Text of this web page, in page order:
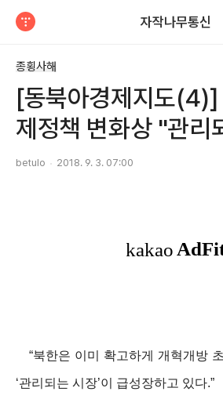
자작나무통신
종횡사해
[동북아경제지도(4)]
제정책 변화상 "관리
betulo 2018. 9. 3. 07:00
“북한은 이미 확고하게 개혁개방
‘관리되는 시장’이 급성장하고 있다.”